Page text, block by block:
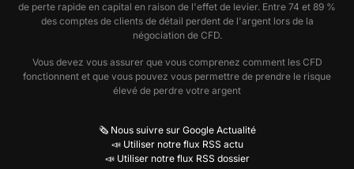
de perte rapide en capital en raison de l'effet de levier. Entre 74 et 89 %
des comptes de clients de détail perdent de l'argent lors de la
négociation de CFD.
Vous devez vous assurer que vous comprenez comment les CFD
fonctionnent et que vous pouvez vous permettre de prendre le risque
élevé de perdre votre argent
🗞️ Nous suivre sur Google Actualité
📣 Utiliser notre flux RSS actu
📣 Utiliser notre flux RSS dossier